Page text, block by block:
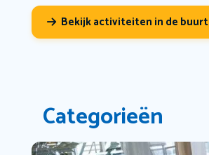
Bekijk activiteiten in de buurt
Categorieën